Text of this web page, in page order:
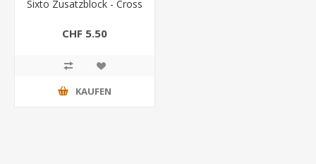
Sixto Zusatzblock - Cross
CHF 5.50
KAUFEN